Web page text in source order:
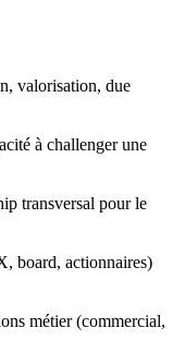
valorisation, due
à challenger une
transversal pour le
board, actionnaires)
métier (commercial,